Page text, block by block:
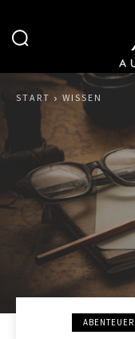
START WISSEN
ABENTEUER